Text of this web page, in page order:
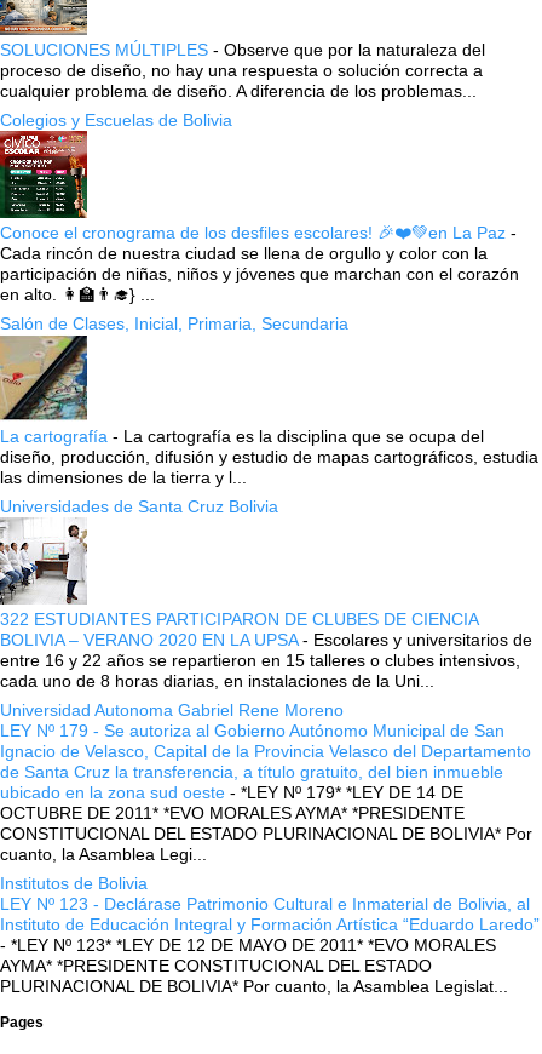
SOLUCIONES MÚLTIPLES - Observe que por la naturaleza del
proceso de diseño, no hay una respuesta o solución correcta a
cualquier problema de diseño. A diferencia de los problemas...
Colegios y Escuelas de Bolivia
Conoce el cronograma de los desfiles escolares! 🎉❤️💚en La Paz -
Cada rincón de nuestra ciudad se llena de orgullo y color con la
participación de niñas, niños y jóvenes que marchan con el corazón
en alto. 👩‍🏫👨‍🎓} ...
Salón de Clases, Inicial, Primaria, Secundaria
La cartografía - La cartografía es la disciplina que se ocupa del
diseño, producción, difusión y estudio de mapas cartográficos, estudia
las dimensiones de la tierra y l...
Universidades de Santa Cruz Bolivia
322 ESTUDIANTES PARTICIPARON DE CLUBES DE CIENCIA
BOLIVIA – VERANO 2020 EN LA UPSA- Escolares y universitarios de
entre 16 y 22 años se repartieron en 15 talleres o clubes intensivos,
cada uno de 8 horas diarias, en instalaciones de la Uni...
Universidad Autonoma Gabriel Rene Moreno
LEY Nº 179 - Se autoriza al Gobierno Autónomo Municipal de San
Ignacio de Velasco, Capital de la Provincia Velasco del Departamento
de Santa Cruz la transferencia, a título gratuito, del bien inmueble
ubicado en la zona sud oeste - *LEY Nº 179* *LEY DE 14 DE
OCTUBRE DE 2011* *EVO MORALES AYMA* *PRESIDENTE
CONSTITUCIONAL DEL ESTADO PLURINACIONAL DE BOLIVIA* Por
cuanto, la Asamblea Legi...
Institutos de Bolivia
LEY Nº 123 - Declárase Patrimonio Cultural e Inmaterial de Bolivia, al
Instituto de Educación Integral y Formación Artística “Eduardo Laredo”
- *LEY Nº 123* *LEY DE 12 DE MAYO DE 2011* *EVO MORALES
AYMA* *PRESIDENTE CONSTITUCIONAL DEL ESTADO
PLURINACIONAL DE BOLIVIA* Por cuanto, la Asamblea Legislat...
Pages